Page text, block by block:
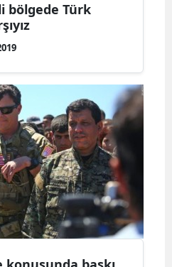
bölgede Türk